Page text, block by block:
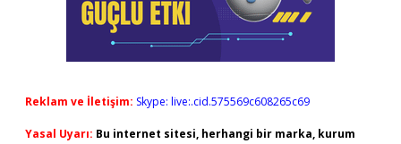
Reklam ve İletişim: Skype: live:.cid.575569c608265c69
Yasal Uyarı: Bu internet sitesi, herhangi bir marka, kurum